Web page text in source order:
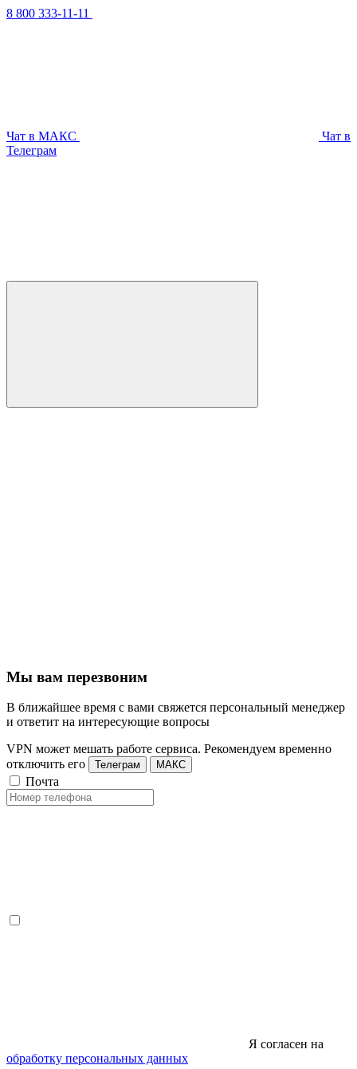
8 800 333-11-11
Чат в МАКС
Чат в
Телеграм
Мы вам перезвоним
В ближайшее время с вами свяжется персональный менеджер
и ответит на интересующие вопросы
VPN может мешать работе сервиса. Рекомендуем временно
отключить его
Телеграм МАКС
Почта
Я согласен на
обработку персональных данных